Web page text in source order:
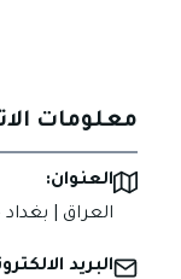
معلومات
العنوان:
العراق |
البريد